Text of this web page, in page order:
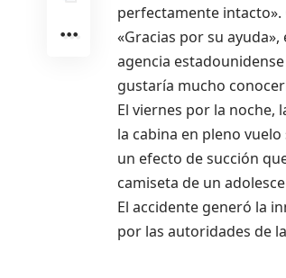
perfectamente
«Gracias por su
agencia
gustaría mucho
El viernes por la noche,
la cabina en pleno
un efecto de succión
camiseta de un
El accidente generó la
por las autoridades de